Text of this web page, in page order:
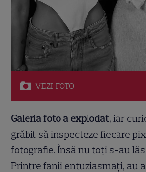
VEZI FOTO
Galeria foto a explodat, iar
grăbit să inspecteze fiecare
fotografie. Însă nu toți s-au
Printre fanii entuziasmați, au